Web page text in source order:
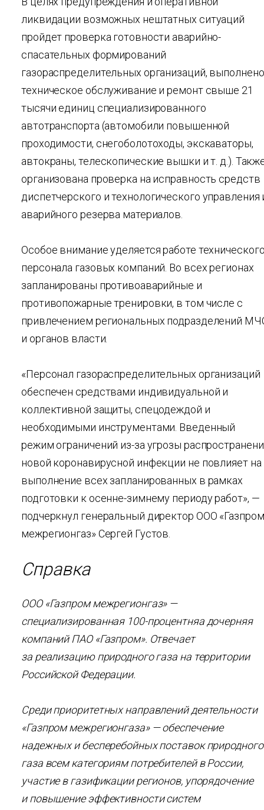
ликвидации возможных нештатных ситуаций
пройдет проверка готовности аварийно-
спасательных формирований
газораспределительных организаций, выполнено
техническое обслуживание и ремонт свыше 21
тысячи единиц специализированного
автотранспорта (автомобили повышенной
проходимости, снегоболотоходы, экскаваторы,
автокраны, телескопические вышки и т. д.).
организована проверка на исправность средств
диспетчерского и технологического управления
аварийного резерва материалов.
Особое внимание уделяется работе
персонала газовых компаний. Во всех регионах
запланированы противоаварийные и
противопожарные тренировки, в том числе с
привлечением региональных подразделений
и органов власти.
«Персонал газораспределительных организаций
обеспечен средствами индивидуальной и
коллективной защиты, спецодеждой и
необходимыми инструментами. Введенный
режим ограничений из-за угрозы
новой коронавирусной инфекции не повлияет на
выполнение всех запланированных в рамках
подготовки к осенне-зимнему периоду работ», —
подчеркнул генеральный директор ООО «Газпром
межрегионгаз» Сергей Густов.
Справка
ООО «Газпром межрегионгаз» —
специализированная 100-процентняа дочерняя
компаний ПАО «Газпром». Отвечает
за реализацию природного газа на территории
Российской Федерации.
Среди приоритетных направлений деятельности
«Газпром межрегионгаза» — обеспечение
надежных и бесперебойных поставок природного
газа всем категориям потребителей в России,
участие в газификации регионов, упорядочение
и повышение эффективности систем